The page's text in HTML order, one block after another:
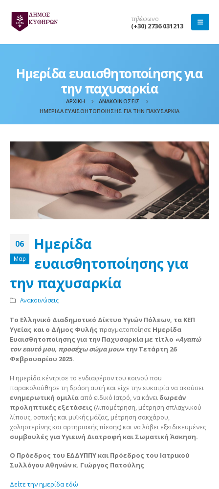
τηλέφωνο
(+30) 2736 031213
Ημερίδα ευαισθητοποίησης για
την παχυσαρκία
ΑΡΧΙΚΉ
ΑΝΑΚΟΙΝΏΣΕΙΣ
ΗΜΕΡΊΔΑ ΕΥΑΙΣΘΗΤΟΠΟΊΗΣΗΣ ΓΙΑ ΤΗΝ ΠΑΧΥΣΑΡΚΊΑ
06
Μαρ
Ημερίδα
ευαισθητοποίησης για
την παχυσαρκία
Ανακοινώσεις
Το Ελληνικό Διαδημοτικό Δίκτυο Υγιών Πόλεων, τα ΚΕΠ
Υγείας και ο Δήμος Φυλής πραγματοποίησε Ημερίδα
Ευαισθητοποίησης για την Παχυσαρκία με τίτλο «Αγαπώ
τον εαυτό μου, προσέχω σώμα μου» την Τετάρτη 26
Φεβρουαρίου 2025.
Η ημερίδα κέντρισε το ενδιαφέρον του κοινού που
παρακολούθησε τη δράση αυτή και είχε την ευκαιρία να ακούσει
ενημερωτική ομιλία από ειδικό Ιατρό, να κάνει δωρεάν
προληπτικές εξετάσεις (λιπομέτρηση, μέτρηση σπλαχνικού
λίπους, οστικής και μυϊκής μάζας, μέτρηση σακχάρου,
χοληστερίνης και αρτηριακής πίεσης) και να λάβει εξειδικευμένες
συμβουλές για Υγιεινή Διατροφή και Σωματική Άσκηση.
Ο Πρόεδρος του ΕΔΔΥΠΠΥ και Πρόεδρος του Ιατρικού
Συλλόγου Αθηνών κ. Γιώργος Πατούλης
Δείτε την ημερίδα εδώ